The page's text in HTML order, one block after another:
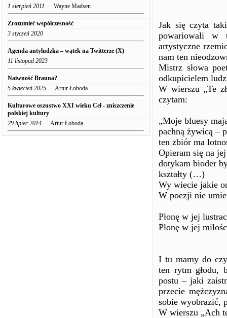
1 sierpień 2011 Wayne Madsen
Zrozumieć współczesność
3 styczeń 2020
Agenda antyludzka – wątek na Twitterze (X)
11 listopad 2023
Naiwność Brauna?
5 kwiecień 2025 Artur Łoboda
Kulturowe oszustwo XXI wieku Cel - zniszczenie
polskiej kultury
29 lipiec 2014 Artur Łoboda
Jak się czyta
powariowali w
artystyczne
nam ten
Mistrz słowa
odkupicielem
W wierszu „Te
czytam:
„Moje bluesy
pachną żywicą –
ten zbiór ma
Opieram się na
dotykam bioder
kształty (…)
Wy wiecie jakie
W poezji nie
Płonę w jej
Płonę w jej
I tu mamy do
ten rytm głodu,
postu – jaki
przecie
sobie wyobrazić,
W wierszu „Ach